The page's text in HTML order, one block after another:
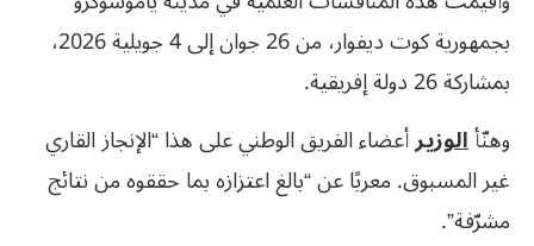
بجمهورية كوت ديفوار، من 26 جوان إلى 4 جويلية 2026،
بمشاركة 26 دولة إفريقية.
وهنّأالوزيرأعضاء الفريق الوطني على هذا “الإنجاز القاري
غير المسبوق. معربًا عن “بالغ اعتزازه بما حققوه من نتائج
مشرّفة”.